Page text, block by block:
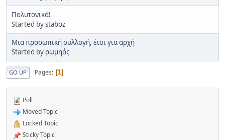
Πολυτονικά!
Started bystaboz
Μια προσωπική συλλογή, έτσι για αρχή
Started by ρωμηός
GO UP Pages 1
Poll
Moved Topic
Locked Topic
Sticky Topic